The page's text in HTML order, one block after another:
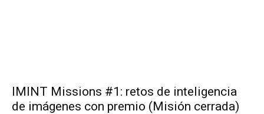
IMINT Missions #1: retos de inteligencia
de imágenes con premio (Misión cerrada)